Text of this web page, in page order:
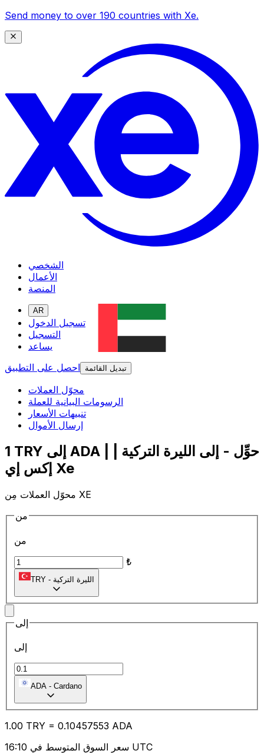
Send money to over 190 countries with Xe.
الشخصي
الأعمال
المنصة
AR
تسجيل الدخول
التسجيل
يساعد
احصل على التطبيق
تبديل القائمة
محوّل العملات
الرسومات البيانية للعملة
تنبيهات الأسعار
إرسال الأموال
1 TRY إلى ADA | حوِّل - إلى الليرة التركية |
إكس إي Xe
محوّل العملات مِن XE
من
من
₺
TRY - الليرة التركية
إلى
إلى
ADA - Cardano
1.00 TRY = 0.10457553 ADA
سعر السوق المتوسط في 16:10 UTC